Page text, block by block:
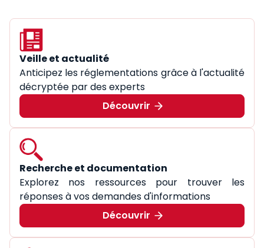
Veille et actualité
Anticipez les réglementations grâce à l'actualité
décryptée par des experts
Découvrir
Recherche et documentation
Explorez nos ressources pour trouver les
réponses à vos demandes d'informations
Découvrir